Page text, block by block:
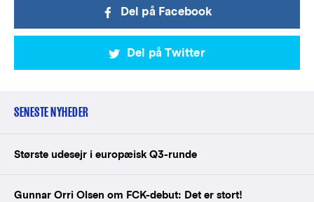
Del på Facebook
Del på Twitter
SENESTE NYHEDER
Største udesejr i europæisk Q3-runde
Gunnar Orri Olsen om FCK-debut: Det er stort!